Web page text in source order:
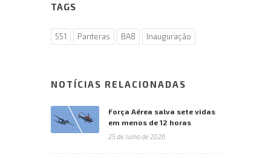
TAGS
551 Panteras BA8 Inauguração
NOTÍCIAS RELACIONADAS
Força Aérea salva sete vidas
em menos de 12 horas
25 de Julho de 2026